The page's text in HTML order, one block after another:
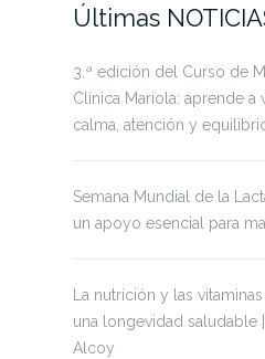
Últimas
3.ª edición del Curso de
Clínica Mariola: aprende a
calma, atención y
Semana Mundial de la
un apoyo esencial para
La nutrición y las
una longevidad saludable
Alcoy